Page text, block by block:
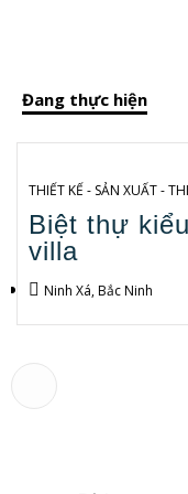
Đang thực hiện
THIẾT KẾ - SẢN XUẤT -
Biệt thự
villa
Ninh Xá, Bắc Ninh